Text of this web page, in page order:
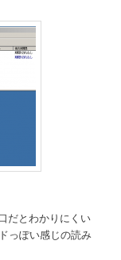
だとわかりにくい
っぽい感じの読み